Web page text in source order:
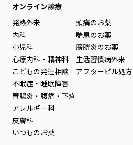
オンライン診療
発熱外来
内科
小児科
心療内科・精神科
こどもの発達相談
不眠症・睡眠障害
胃腸炎・腹痛・下痢
アレルギー科
皮膚科
いつものお薬
頭痛のお薬
喘息のお薬
膀胱炎のお薬
生活習慣病外来
アフターピル処方